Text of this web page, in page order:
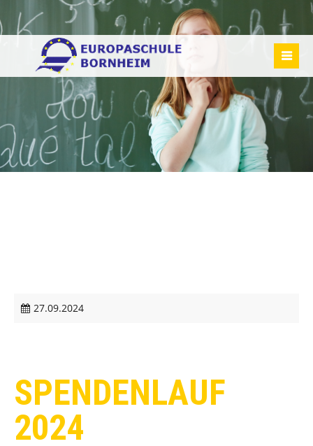
27.09.2024
SPENDENLAUF
2024